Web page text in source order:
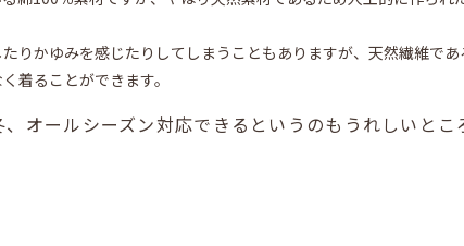
りかゆみを感じたりしてしまうこともありますが、天然繊維であ
着ることができます。
オールシーズン対応できるというのもうれしいとこ